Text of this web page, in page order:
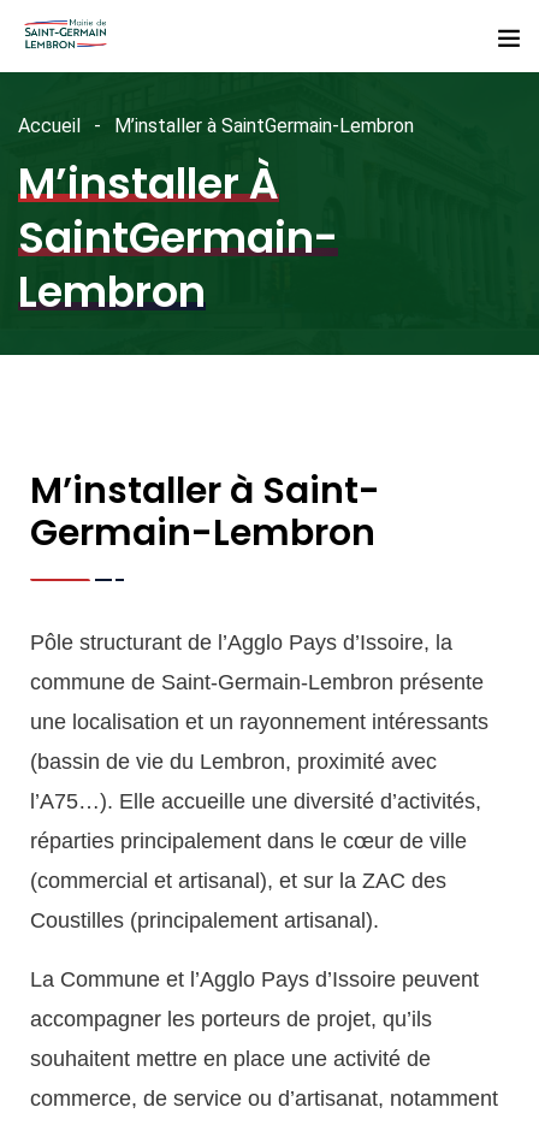
Accueil M’installer à SaintGermain-Lembron
M’installer À
SaintGermain-
Lembron
M’installer à Saint-
Germain-Lembron
Pôle structurant de l’Agglo Pays d’Issoire, la
commune de Saint-Germain-Lembron présente
une localisation et un rayonnement intéressants
(bassin de vie du Lembron, proximité avec
l’A75…). Elle accueille une diversité d’activités,
réparties principalement dans le cœur de ville
(commercial et artisanal), et sur la ZAC des
Coustilles (principalement artisanal).
La Commune et l’Agglo Pays d’Issoire peuvent
accompagner les porteurs de projet, qu’ils
souhaitent mettre en place une activité de
commerce, de service ou d’artisanat, notamment